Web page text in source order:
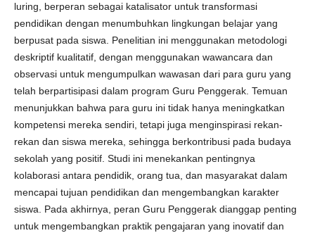
luring, berperan sebagai katalisator untuk transformasi
pendidikan dengan menumbuhkan lingkungan belajar yang
berpusat pada siswa. Penelitian ini menggunakan metodologi
deskriptif kualitatif, dengan menggunakan wawancara dan
observasi untuk mengumpulkan wawasan dari para guru yang
telah berpartisipasi dalam program Guru Penggerak. Temuan
menunjukkan bahwa para guru ini tidak hanya meningkatkan
kompetensi mereka sendiri, tetapi juga menginspirasi rekan-
rekan dan siswa mereka, sehingga berkontribusi pada budaya
sekolah yang positif. Studi ini menekankan pentingnya
kolaborasi antara pendidik, orang tua, dan masyarakat dalam
mencapai tujuan pendidikan dan mengembangkan karakter
siswa. Pada akhirnya, peran Guru Penggerak dianggap penting
untuk mengembangkan praktik pengajaran yang inovatif dan